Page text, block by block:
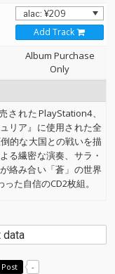
Add Track
Album Purchase
Only
れたPlayStation4、
リア』に使用された全
的な大国との戦いを描
る繊密な演奏、サラ・
絡み合い「蒼」の世界
った自信のCD2枚組。
data
Post -